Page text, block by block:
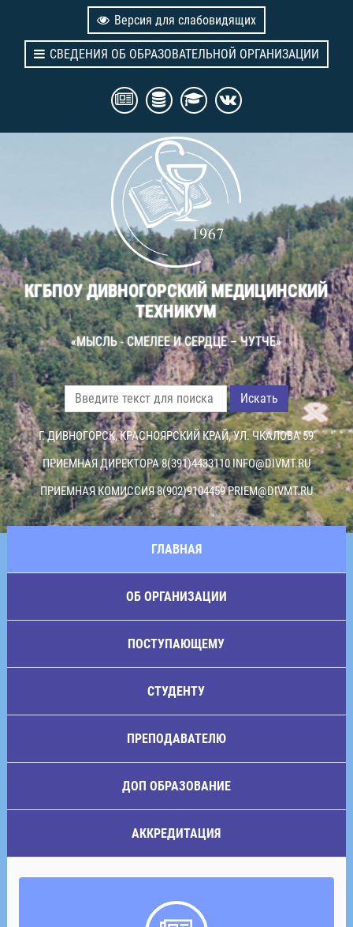
Версия для слабовидящих
СВЕДЕНИЯ ОБ ОБРАЗОВАТЕЛЬНОЙ ОРГАНИЗАЦИИ
КГБПОУ ДИВНОГОРСКИЙ МЕДИЦИНСКИЙ
ТЕХНИКУМ
«МЫСЛЬ - СМЕЛЕЕ И СЕРДЦЕ – ЧУТЧЕ»
Искать
Г. ДИВНОГОРСК, КРАСНОЯРСКИЙ КРАЙ, УЛ. ЧКАЛОВА 59
ПРИЕМНАЯ ДИРЕКТОРА 8(391)4433110INFO@DIVMT.RU
ПРИЕМНАЯ КОМИССИЯ 8(902)9104459PRIEM@DIVMT.RU
ГЛАВНАЯ
ОБ ОРГАНИЗАЦИИ
ПОСТУПАЮЩЕМУ
СТУДЕНТУ
ПРЕПОДАВАТЕЛЮ
ДОП ОБРАЗОВАНИЕ
АККРЕДИТАЦИЯ